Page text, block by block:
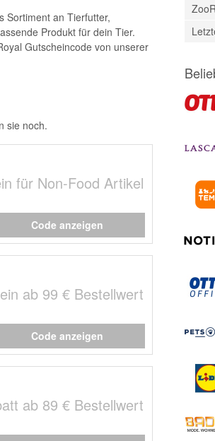
Sortiment an Tierfutter,
Produkt für dein Tier.
Gutscheincode von unserer
sie noch.
für Non-Food Artikel
Code anzeigen
ab 99 € Bestellwert
Code anzeigen
ab 89 € Bestellwert